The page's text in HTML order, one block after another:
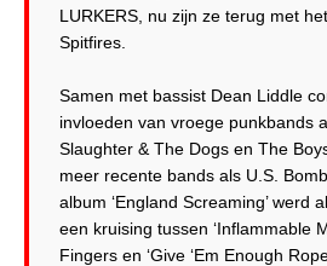
LURKERS, nu zijn ze terug met
Spitfires.
Samen met bassist Dean Liddle
invloeden van vroege punkbands
Slaughter & The Dogs en The
meer recente bands als U.S.
album ‘England Screaming’ werd
een kruising tussen ‘Inflammable
Fingers en ‘Give ‘Em Enough